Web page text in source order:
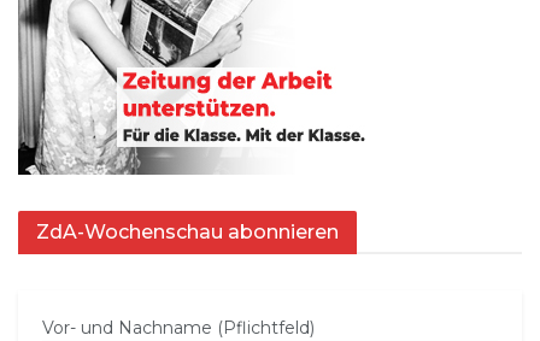
ZdA-Wochenschau abonnieren
Vor- und Nachname (Pflichtfeld)